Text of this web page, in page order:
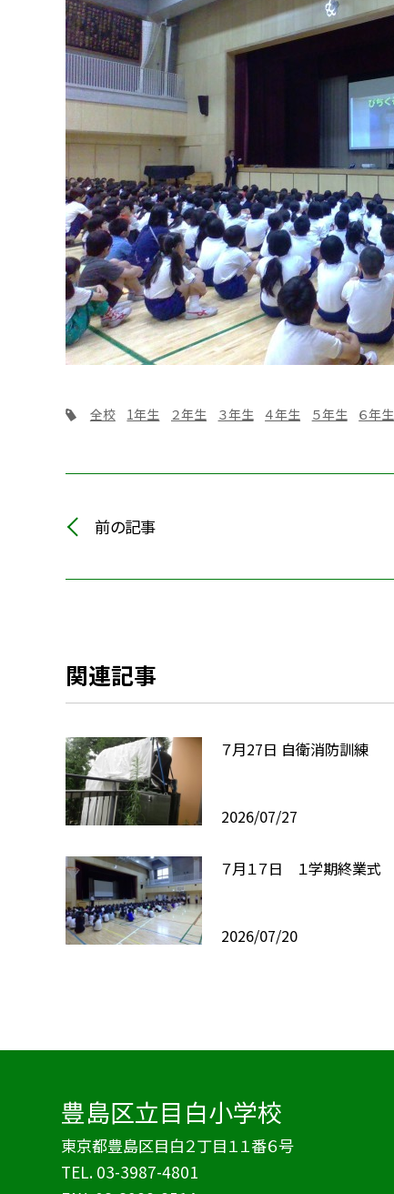
全校 1年生 ２年生 ３年生 ４年生 ５年生 ６年生
前の記事
関連記事
７月27日 自衛消防訓練
2026/07/27
７月１７日 １学期終業式
2026/07/20
豊島区立目白小学校
東京都豊島区目白２丁目１１番６号
TEL. 03-3987-4801